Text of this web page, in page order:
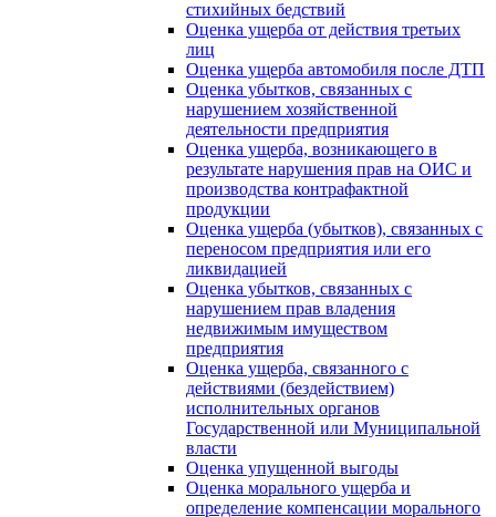
стихийных бедствий
Оценка ущерба от действия третьих
лиц
Оценка ущерба автомобиля после ДТП
Оценка убытков, связанных с
нарушением хозяйственной
деятельности предприятия
Оценка ущерба, возникающего в
результате нарушения прав на ОИС и
производства контрафактной
продукции
Оценка ущерба (убытков), связанных с
переносом предприятия или его
ликвидацией
Оценка убытков, связанных с
нарушением прав владения
недвижимым имуществом
предприятия
Оценка ущерба, связанного с
действиями (бездействием)
исполнительных органов
Государственной или Муниципальной
власти
Оценка упущенной выгоды
Оценка морального ущерба и
определение компенсации морального